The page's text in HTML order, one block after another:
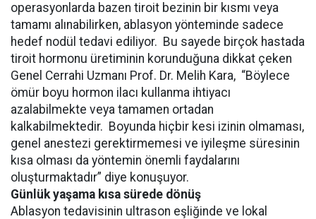
operasyonlarda bazen tiroit bezinin bir kısmı veya
tamamı alınabilirken, ablasyon yönteminde sadece
hedef nodül tedavi ediliyor. Bu sayede birçok hastada
tiroit hormonu üretiminin korunduğuna dikkat çeken
Genel Cerrahi Uzmanı Prof. Dr. Melih Kara, “Böylece
ömür boyu hormon ilacı kullanma ihtiyacı
azalabilmekte veya tamamen ortadan
kalkabilmektedir. Boyunda hiçbir kesi izinin olmaması,
genel anestezi gerektirmemesi ve iyileşme süresinin
kısa olması da yöntemin önemli faydalarını
oluşturmaktadır” diye konuşuyor.
Günlük yaşama kısa sürede dönüş
Ablasyon tedavisinin ultrason eşliğinde ve lokal